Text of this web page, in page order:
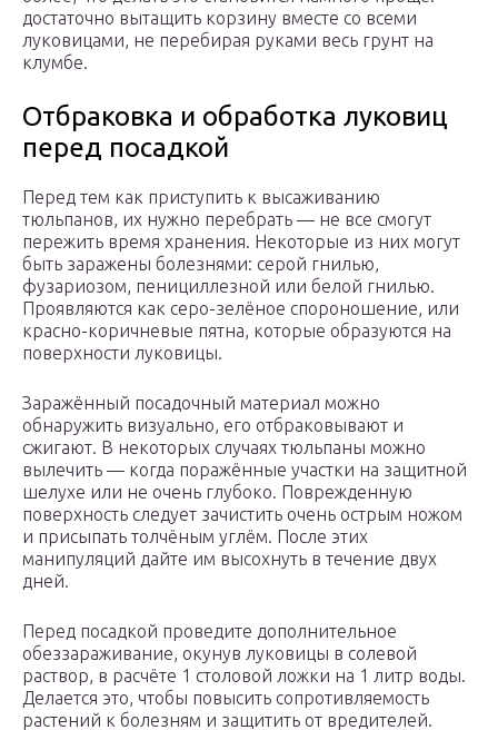
достаточно вытащить корзину вместе со всеми
луковицами, не перебирая руками весь грунт на
клумбе.
Отбраковка и обработка луковиц
перед посадкой
Перед тем как приступить к высаживанию
тюльпанов, их нужно перебрать — не все смогут
пережить время хранения. Некоторые из них могут
быть заражены болезнями: серой гнилью,
фузариозом, пенициллезной или белой гнилью.
Проявляются как серо-зелёное спороношение, или
красно-коричневые пятна, которые образуются на
поверхности луковицы.
Заражённый посадочный материал можно
обнаружить визуально, его отбраковывают и
сжигают. В некоторых случаях тюльпаны можно
вылечить — когда поражённые участки на защитной
шелухе или не очень глубоко. Поврежденную
поверхность следует зачистить очень острым ножом
и присыпать толчёным углём. После этих
манипуляций дайте им высохнуть в течение двух
дней.
Перед посадкой проведите дополнительное
обеззараживание, окунув луковицы в солевой
раствор, в расчёте 1 столовой ложки на 1 литр воды.
Делается это, чтобы повысить сопротивляемость
растений к болезням и защитить от вредителей.